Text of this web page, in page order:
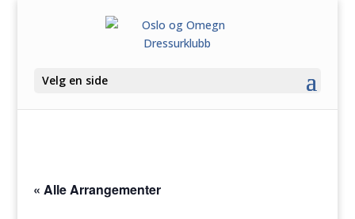
Velg en side
« Alle Arrangementer